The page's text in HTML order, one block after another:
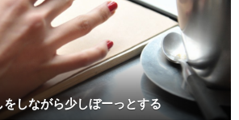
をしながら少しぼーっとする